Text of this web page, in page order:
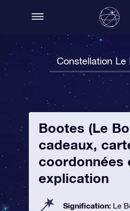
Constellation Le
Bootes (Le
cadeaux,
coordonnées
explication
Signification: Le